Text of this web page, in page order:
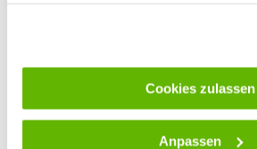
Cookies zulassen
Anpassen
Passende Produkte